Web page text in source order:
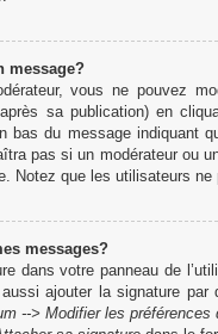
message?
vous ne pouvez
sa publication) en
bas du message indiquant
pas si un modérateur
Notez que les utilisateurs
messages?
dans votre panneau de
ajouter la signature
--> Modifier les préférences